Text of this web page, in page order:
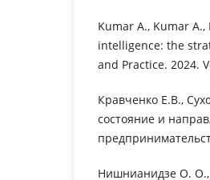
Kumar A., Kumar
intelligence: the
and Practice. 2024.
Кравченко Е.В.,
состояние и
Нишнианидзе О. О.,